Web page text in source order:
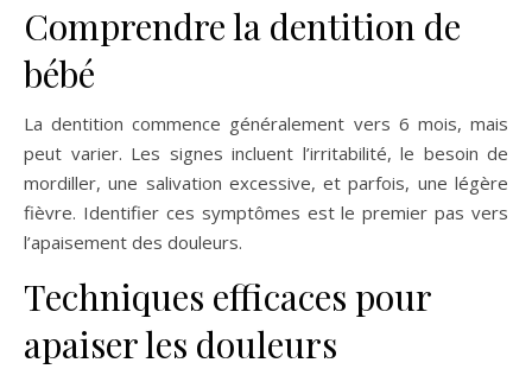
Comprendre la dentition de
bébé
La dentition commence généralement vers 6 mois, mais
peut varier. Les signes incluent l’irritabilité, le besoin de
mordiller, une salivation excessive, et parfois, une légère
fièvre. Identifier ces symptômes est le premier pas vers
l’apaisement des douleurs.
Techniques efficaces pour
apaiser les douleurs